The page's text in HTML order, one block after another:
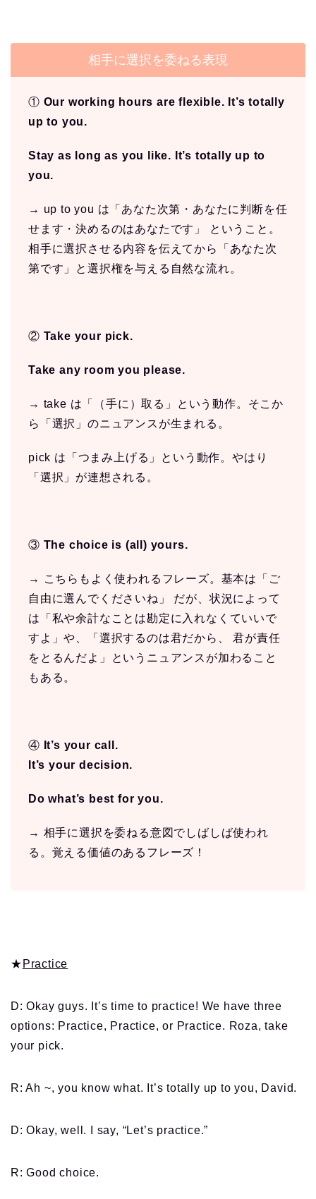
相手に選択を委ねる表現
① Our working hours are flexible. It’s totally
up to you.
Stay as long as you like. It’s totally up to
you.
→ up to you は「あなた次第・あなたに判断を任
せます・決めるのはあなたです」 ということ。
相手に選択させる内容を伝えてから「あなた次
第です」と選択権を与える自然な流れ。
② Take your pick.
Take any room you please.
→ take は「（手に）取る」という動作。そこか
ら「選択」のニュアンスが生まれる。
pick は「つまみ上げる」という動作。やはり
「選択」が連想される。
③ The choice is (all) yours.
→ こちらもよく使われるフレーズ。基本は「ご
自由に選んでくださいね」 だが、状況によって
は「私や余計なことは勘定に入れなくていいで
すよ」や、「選択するのは君だから、 君が責任
をとるんだよ」というニュアンスが加わること
もある。
④ It’s your call.
It’s your decision.
Do what’s best for you.
→ 相手に選択を委ねる意図でしばしば使われ
る。覚える価値のあるフレーズ！
★ Practice
D: Okay guys. It’s time to practice! We have three
options: Practice, Practice, or Practice. Roza, take
your pick.
R: Ah ~, you know what. It’s totally up to you, David.
D: Okay, well. I say, “Let’s practice.”
R: Good choice.